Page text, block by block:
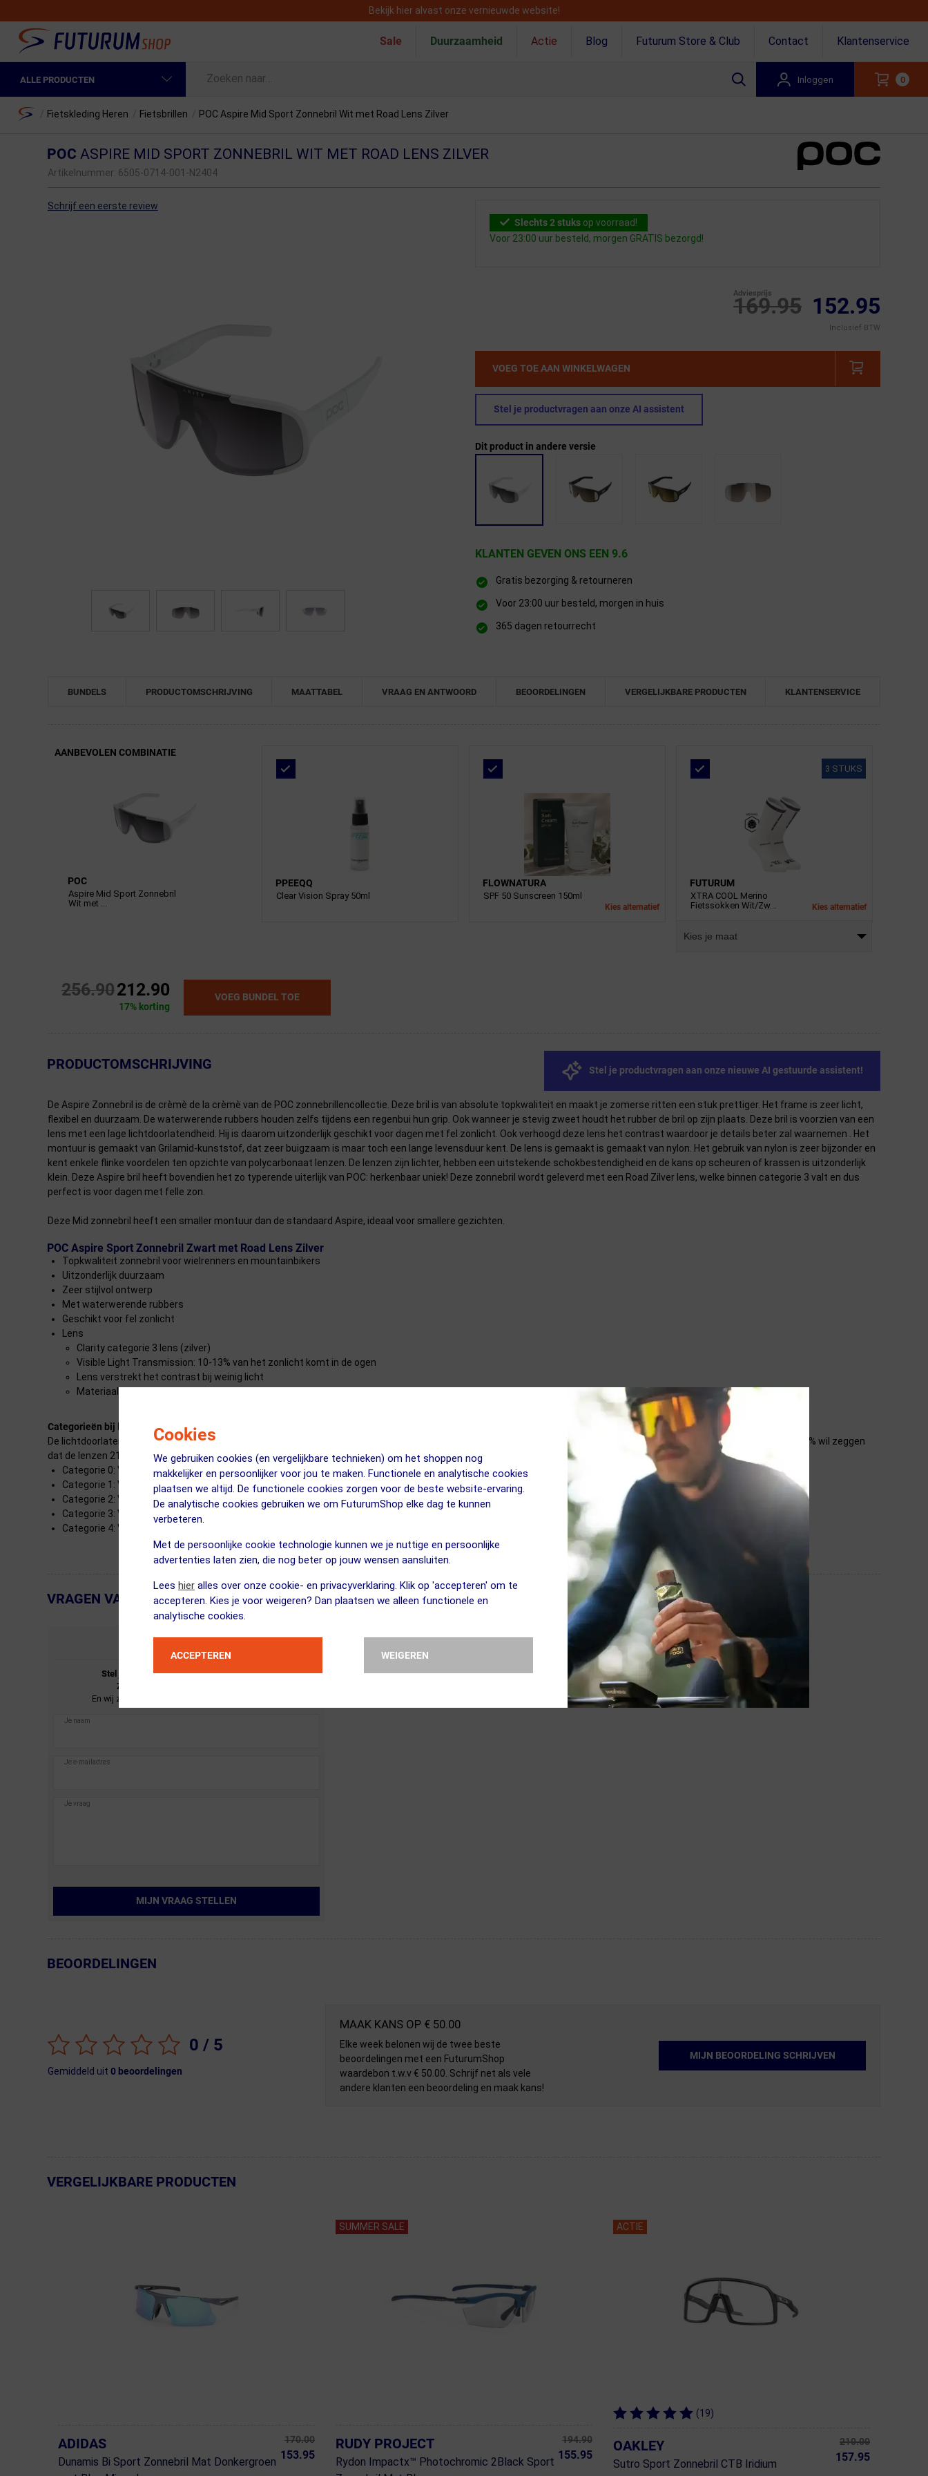
Cookies
We gebruiken cookies (en vergelijkbare technieken) om het shoppen nog
makkelijker en persoonlijker voor jou te maken. Functionele en analytische cookies
plaatsen we altijd. De functionele cookies zorgen voor de beste website-ervaring.
De analytische cookies gebruiken we om FuturumShop elke dag te kunnen
verbeteren.
Met de persoonlijke cookie technologie kunnen we je nuttige en persoonlijke
advertenties laten zien, die nog beter op jouw wensen aansluiten.
Lees hier alles over onze cookie- en privacyverklaring. Klik op 'accepteren' om te
accepteren. Kies je voor weigeren? Dan plaatsen we alleen functionele en
analytische cookies.
ACCEPTEREN WEIGEREN
Bekijk hier alvast onze vernieuwde website!
Sale Duurzaamheid Actie Blog Futurum Store & Club Contact Klantenservice
ALLE PRODUCTEN
Fietskleding Heren
Fietsonderdelen
Overige sporten & cadeaubon
Inloggen 0
Home Fietskleding Heren Fietsbrillen POC Aspire Mid Sport Zonnebril Wit met Road Lens Zilver
POC ASPIRE MID SPORT ZONNEBRIL WIT MET ROAD LENS ZILVER
Artikelnummer: 6505-0714-001-N2404
Schrijf een eerste review
Slechts 2 stuks op voorraad!
Voor 23:00 uur besteld, morgen GRATIS bezorgd!
169.95
Adviesprijs 152.95
Inclusief BTW
VOEG TOE AAN WINKELWAGEN
Stel je productvragen aan onze AI assistent
Dit product in andere versie
KLANTEN GEVEN ONS EEN 9.6
Gratis bezorging & retourneren
Voor 23:00 uur besteld, morgen in huis
365 dagen retourrecht
BUNDELS PRODUCTOMSCHRIJVING MAATTABEL VRAAG EN ANTWOORD BEOORDELINGEN VERGELIJKBARE PRODUCTEN KLANTENSERVICE
← Terug naar productnavigatie
AANBEVOLEN COMBINATIE
POC
Aspire Mid Sport Zonnebril
Wit met ...
PPEEQQ
Clear Vision Spray 50ml
FLOWNATURA
SPF 50 Sunscreen 150ml
Kies alternatief
3 STUKS
FUTURUM
XTRA COOL Merino
Fietssokken Wit/Zw...
Kies alternatief
Kies je maat
256.90212.90
17% korting
VOEG BUNDEL TOE
← Terug naar productnavigatie
PRODUCTOMSCHRIJVING Stel je productvragen aan onze nieuwe AI gestuurde assistent!
De Aspire Zonnebril is de crèmè de la crèmè van de POC zonnebrillencollectie. Deze bril is van absolute topkwaliteit en maakt je zomerse ritten een stuk prettiger. Het frame is zeer licht,
flexibel en duurzaam. De waterwerende rubbers houden zelfs tijdens een regenbui hun grip. Ook wanneer je stevig zweet houdt het rubber de bril op zijn plaats. Deze bril is voorzien van een
lens met een lage lichtdoorlatendheid. Hij is daarom uitzonderlijk geschikt voor dagen met fel zonlicht. Ook verhoogd deze lens het contrast waardoor je details beter zal waarnemen . Het
montuur is gemaakt van Grilamid-kunststof, dat zeer buigzaam is maar toch een lange levensduur kent. De lens is gemaakt is gemaakt van nylon. Het gebruik van nylon is zeer bijzonder en
kent enkele flinke voordelen ten opzichte van polycarbonaat lenzen. De lenzen zijn lichter, hebben een uitstekende schokbestendigheid en de kans op scheuren of krassen is uitzonderlijk
klein. Deze Aspire bril heeft bovendien het zo typerende uiterlijk van POC: herkenbaar uniek! Deze zonnebril wordt geleverd met een Road Zilver lens, welke binnen categorie 3 valt en dus
perfect is voor dagen met felle zon.
Deze Mid zonnebril heeft een smaller montuur dan de standaard Aspire, ideaal voor smallere gezichten.
POC Aspire Sport Zonnebril Zwart met Road Lens Zilver
Topkwaliteit zonnebril voor wielrenners en mountainbikers
Uitzonderlijk duurzaam
Zeer stijlvol ontwerp
Met waterwerende rubbers
Geschikt voor fel zonlicht
Lens
Clarity categorie 3 lens (zilver)
Visible Light Transmission: 10-13% van het zonlicht komt in de ogen
Lens verstrekt het contrast bij weinig licht
Materiaal montuur: Grilamid-kunststof
Categorieën bij lichtdoorlatendheid
De lichtdoorlatendheid, ook wel Visible Light Transmission (VLT), van lenzen van zonnebrillen is opgedeeld in 5 categorieën. We drukken het uit in VLT + %. Bijvoorbeeld VLT 21% wil zeggen
dat de lenzen 21% licht doorlaten en dus 79% absorberen.
Categorie 0: VLT 80-100%. Laat veel of alle licht door. Beschermt tegen kou, wind en insecten.
Categorie 1: VLT 43-80%. Contrast verhogende lens. Geschikt voor bewolkt weer en schemer.
Categorie 2: VLT 18-43%. Contrast verhogende lens. Laat minder licht door dan categorie 1. Geschikt voor heldere dagen.
Categorie 3: VLT 8-18%. Veel toegepast in allerlei sporten en activiteiten in de felle zon.
Categorie 4: VLT 3-8%. Zogenaamde gletsjer- of hooggebergte bril. Nadelen: heel donker, ontneemt dieptezicht in enige mate.
← Terug naar productnavigatie
VRAGEN VAN KLANTEN
Stel je vraag over dePOCAspire Mid Sport
Zonnebril Wit met Road Lens Zilver.
En wij zullen je zo spoedig mogelijk antwoorden.
MIJN VRAAG STELLEN
← Terug naar productnavigatie
BEOORDELINGEN
0 / 5
Gemiddeld uit 0beoordelingen
MAAK KANS OP € 50.00
Elke week belonen wij de twee beste
beoordelingen met een FuturumShop
waardebon t.w.v € 50.00. Schrijf net als vele
andere klanten een beoordeling en maak kans!
MIJN BEOORDELING SCHRIJVEN
← Terug naar productnavigatie
VERGELIJKBARE PRODUCTEN
ADIDAS
Dunamis Bi Sport Zonnebril Mat Donkergroen
170.00
153.95
SUMMER SALE
RUDY PROJECT
Rydon Impactx™ Photochromic 2Black Sport
194.90
155.95
ACTIE
(19)
OAKLEY
Sutro Sport Zonnebril CTB Iridium
210.00
157.95